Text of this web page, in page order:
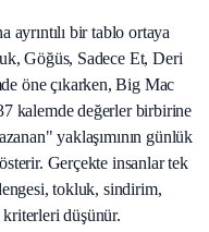
ayrıntılı bir tablo ortaya
Göğüs, Sadece Et, Deri
öne çıkarken, Big Mac
kalemde değerler birbirine
yaklaşımının günlük
Gerçekte insanlar tek
tokluk, sindirim,
düşünür.